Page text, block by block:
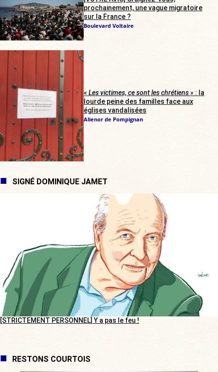
prochainement, une vague migratoire
sur la France ?
Boulevard Voltaire
« Les victimes, ce sont les chrétiens » : la
lourde peine des familles face aux
églises vandalisées
Alienor de Pompignan
SIGNÉ DOMINIQUE JAMET
[STRICTEMENT PERSONNEL] Y a pas le feu !
RESTONS COURTOIS